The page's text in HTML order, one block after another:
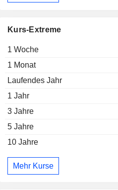
Kurs-Extreme
1 Woche
1 Monat
Laufendes Jahr
1 Jahr
3 Jahre
5 Jahre
10 Jahre
Mehr Kurse